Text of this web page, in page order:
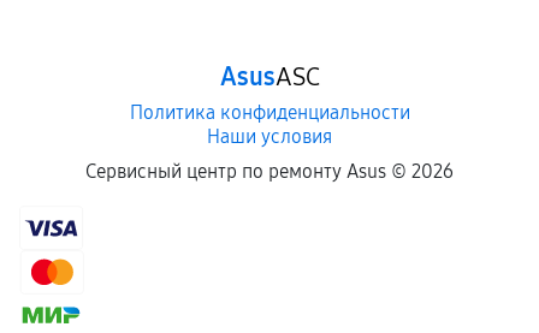
AsusASC
Политика конфиденциальности
Наши условия
Сервисный центр по ремонту Asus © 2026